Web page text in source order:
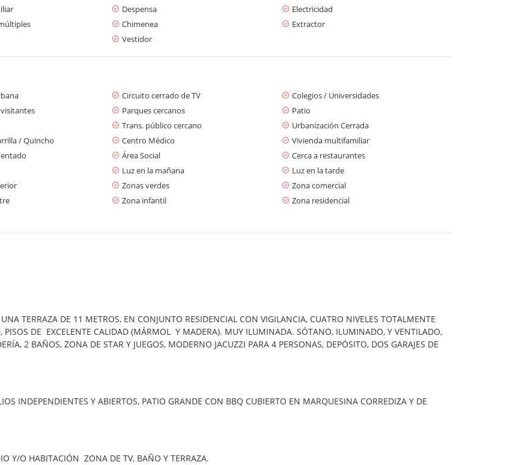
Despensa
Electricidad
Chimenea
Extractor
Vestidor
Circuito cerrado de TV
Colegios / Universidades
Parques cercanos
Patio
Trans. público cercano
Urbanización Cerrada
/ Quincho Centro Médico
Vivienda multifamiliar
Área Social
Cerca a restaurantes
Luz en la mañana
Luz en la tarde
Zonas verdes
Zona comercial
Zona infantil
Zona residencial
TERRAZA DE 11 METROS, EN CONJUNTO RESIDENCIAL CON VIGILANCIA, CUATRO NIVELES TOTALMENTE
DE EXCELENTE CALIDAD (MÁRMOL Y MADERA). MUY ILUMINADA. SÓTANO, ILUMINADO, Y VENTILADO,
2 BAÑOS, ZONA DE STAR Y JUEGOS, MODERNO JACUZZI PARA 4 PERSONAS, DEPÓSITO, DOS GARAJES DE
INDEPENDIENTES Y ABIERTOS, PATIO GRANDE CON BBQ CUBIERTO EN MARQUESINA CORREDIZA Y DE
Y/O HABITACIÓN ZONA DE TV, BAÑO Y TERRAZA.